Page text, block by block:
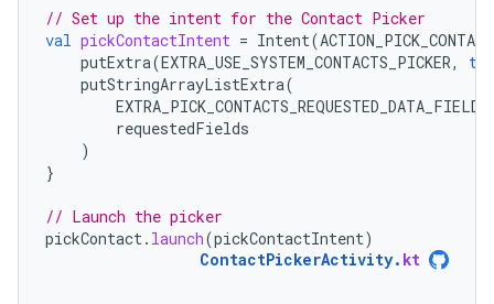
// Set up the intent for the Contact Picker
val pickContactIntent = Intent(
putExtra(EXTRA_USE_SYSTEM_CONTACTS_PICKER,
putStringArrayListExtra(
EXTRA_PICK_CONTACTS_REQUESTED_DATA_FIELDS
requestedFields
)
}
// Launch the picker
pickContact. launch(pickContactIntent)
ContactPickerActivity. kt